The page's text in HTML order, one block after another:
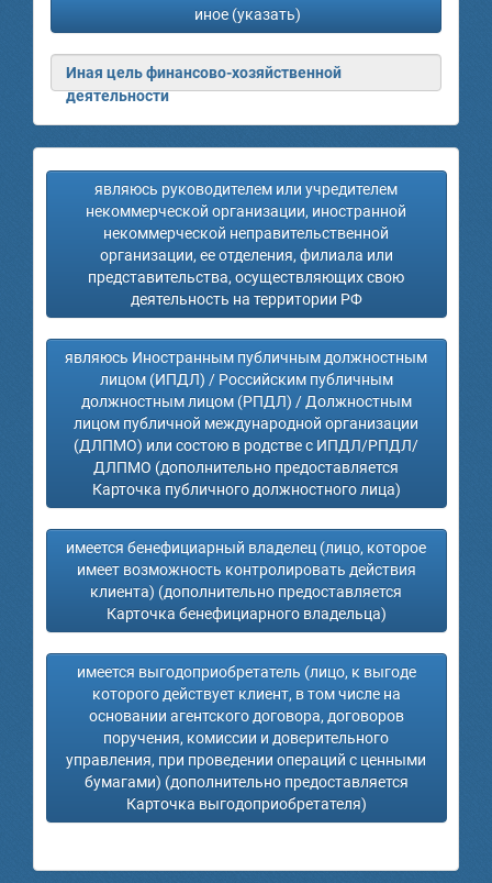
иное (указать)
Иная цель финансово-хозяйственной
деятельности
являюсь руководителем или учредителем
некоммерческой организации, иностранной
некоммерческой неправительственной
организации, ее отделения, филиала или
представительства, осуществляющих свою
деятельность на территории РФ
являюсь Иностранным публичным должностным
лицом (ИПДЛ) / Российским публичным
должностным лицом (РПДЛ) / Должностным
лицом публичной международной организации
(ДЛПМО) или состою в родстве с ИПДЛ/РПДЛ/
ДЛПМО (дополнительно предоставляется
Карточка публичного должностного лица)
имеется бенефициарный владелец (лицо, которое
имеет возможность контролировать действия
клиента) (дополнительно предоставляется
Карточка бенефициарного владельца)
имеется выгодоприобретатель (лицо, к выгоде
которого действует клиент, в том числе на
основании агентского договора, договоров
поручения, комиссии и доверительного
управления, при проведении операций с ценными
бумагами) (дополнительно предоставляется
Карточка выгодоприобретателя)